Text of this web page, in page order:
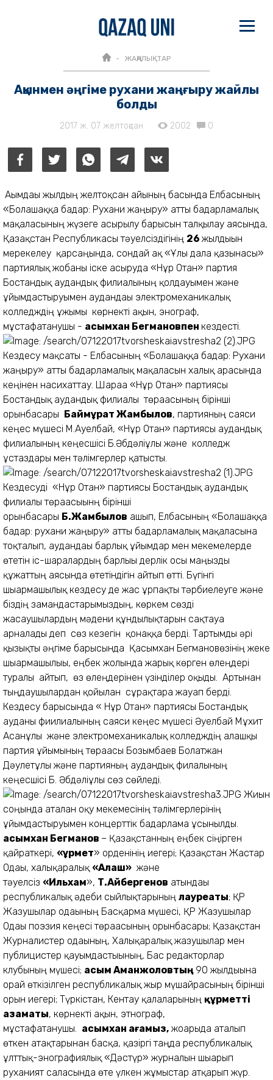
ЖАҢАЛЫҚТАР
Ақынмен әңгіме рухани жаңғыру жайлы
болды
2017 ж. 07 желтоқсан 2002 0
Ағымдағы жылдың желтоқсан айының басында Елбасының
«Болашаққа бағдар: Рухани жаңғыру» атты бағдарламалық
мақаласының жүзеге асырылу барысын талқылау аясында,
Қазақстан Республикасы тәуелсіздігінің 26 жылдығын
мерекелеу қарсаңында, сондай ақ «Ұлы дала қазынасы»
партиялық жобаны іске асыруда «Нұр Отан» партия
Бостандық аудандық филиалының қолдауымен және
ұйымдастыруымен аудандағы электромеханикалық
колледждің ұжымы көрнекті ақын, энограф,
мұстафатанушы - Қасымхан Бегмановпен кездесті.
Кездесу мақсаты - Елбасының «Болашаққа бағдар: Рухани
жаңғыру» атты бағдарламалық мақаласын халық арасында
кеңінен насихаттау. Шараға «Нұр Отан» партиясы
Бостандық аудандық филиалы төрағасының бірінші
орынбасары Баймұрат Жамбылов, партияның саяси
кеңес мүшесі М.Ауелбай, «Нұр Отан» партиясы аудандық
филиалының кеңесшісі Б.Әбдәліұлы және колледж
ұстаздары мен тәлімгерлер қатысты.
Кездесуді «Нұр Отан» партиясы Бостандық аудандық
филиалы төрағасыынң бірінші
орынбасары Б.Жамбылов ашып, Елбасының «Болашаққа
бағдар: рухани жаңғыру» атты бағдарламалық мақаласына
тоқталып, аудандағы барлық ұйымдар мен мекемелерде
өтетін іс-шаралардың барлығы дерлік осы маңызды
құжаттың аясында өтетіндігін айтып өтті. Бүгінгі
шығармашылық кездесу де жас ұрпақты тәрбиелеуге және
біздің замандастарымыздың, көркем сөзді
жасаушылардың мәдени құндылықтарын сақтауға
арналады деп сөз кезегін қонаққа берді. Тартымды әрі
қызықты әңгіме барысында Қасымхан Бегмановөзінің жеке
шығармашылығы, еңбек жолында жарық көрген өлеңдері
туралы айтып, өз өлеңдерінен үзінділер оқыды. Артынан
тыңдаушылардан қойылған сұрақтарға жауап берді.
Кездесу барысында « Нұр Отан» партиясы Бостандық
ауданы фиилиалының саяси кеңес мүшесі Әуелбай Мұхит
Асанұлы және электромеханикалық колледждің алғашқы
партия ұйымының төрағасы Бозымбаев Болатжан
Дәулетұлы және партияның аудандық филалының
кеңесшісі Б. Әбдәліұлы сөз сөйледі.
Жиын
соңында аталған оқу мекемесінің тәлімгерлерінің
ұйымдастыруымен концерттік бағдарлама ұсынылды.
Қасымхан Бегманов – Қазақстанның еңбек сіңірген
қайраткері, «Құрмет» орденінің иегері; Қазақстан Жастар
Одағы, халықаралық «Алаш» және
тәуелсіз «Ильхам», Т.Айбергенов атындағы
республикалық әдеби сыйлықтарының лауреаты; ҚР
Жазушылар одағының Басқарма мүшесі, ҚР Жазушылар
Одағы поэзия кеңесі төрағасының орынбасары; Қазақстан
Журналистер одағының, Халықаралық жазушылар мен
публицистер қауымдастығының, Бас редакторлар
клубының мүшесі; Қасым Аманжоловтың90 жылдығына
орай өткізілген республикалық жыр мүшайрасының бірінші
орын иегері; Түркістан, Кентау қалаларының құрметті
азаматы, көрнекті ақын, этнограф,
мұстафатанушы. Қасымхан ағамыз, жоғарыда аталып
өткен атақтарынан басқа, қазіргі таңда республикалық
ұлттық-энографиялық «Дәстүр» журналын шығарып
руханият саласында өте үлкен жұмыстар атқарып жүр.